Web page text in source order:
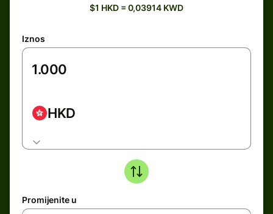
$1 HKD = 0,03914 KWD
Iznos
HKD
Promijenite u